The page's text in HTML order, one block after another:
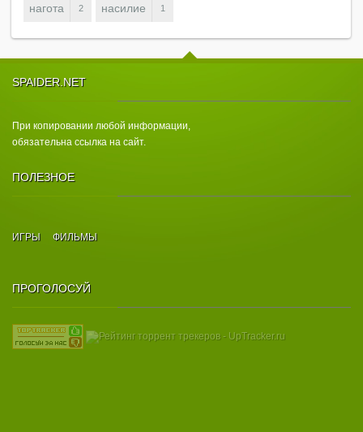
нагота 2 насилие 1
SPAIDER.NET
При копировании любой информации,
обязательна ссылка на сайт.
ПОЛЕЗНОЕ
ИГРЫ ФИЛЬМЫ
ПРОГОЛОСУЙ